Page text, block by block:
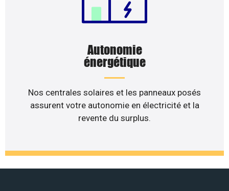
Autonomie
énergétique
Nos centrales solaires et les panneaux posés
assurent votre autonomie en électricité et la
revente du surplus.